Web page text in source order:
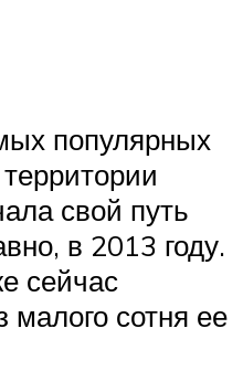
популярных
свой путь
в 2013 году.
сейчас
малого сотня ее